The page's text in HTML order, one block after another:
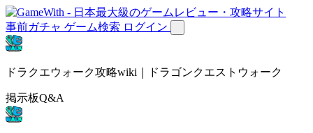
事前ガチャ ゲーム検索 ログイン
ドラクエウォーク攻略wiki｜ドラゴンクエストウォーク
掲示板Q&A